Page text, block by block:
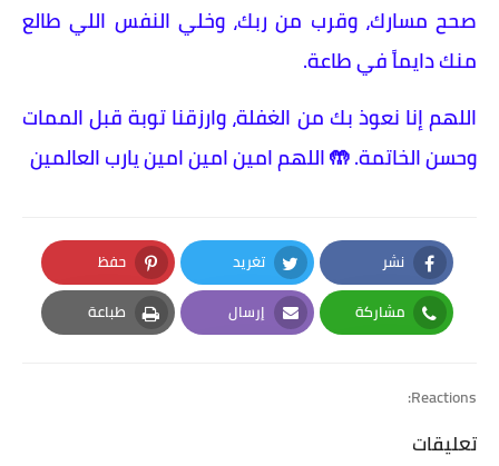
صحح مسارك، وقرب من ربك، وخلي النفس اللي طالع
منك دايماً في طاعة.
​اللهم إنا نعوذ بك من الغفلة، وارزقنا توبة قبل الممات
وحسن الخاتمة. 🤲 اللهم امين امين امين يارب العالمين
نشر
Facebook
تغريد
Twitter
حفظ
Pinterest
مشاركة
Whatsapp
إرسال
Email
طباعة
Print
Reactions:
تعليقات